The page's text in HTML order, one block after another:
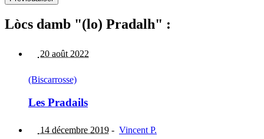
Lòcs damb "(lo) Pradalh" :
20 août 2022
(Biscarrosse)
Les Pradails
14 décembre 2019 - Vincent P.